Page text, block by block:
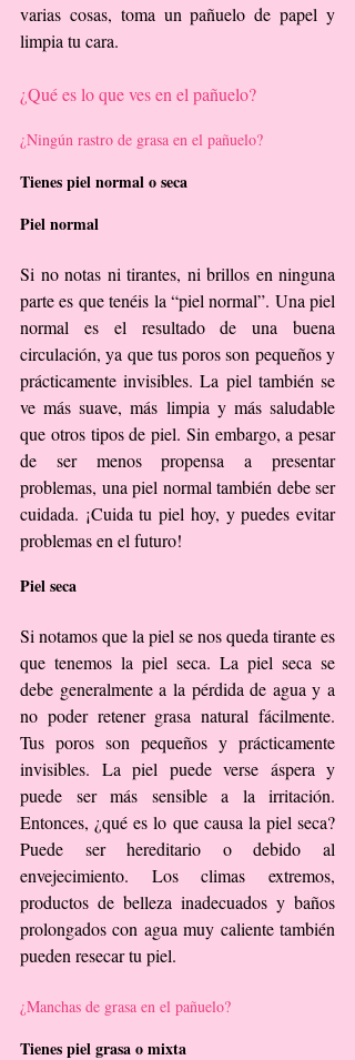
varias cosas, toma un pañuelo de papel y
limpia tu cara.
¿Qué es lo que ves en el pañuelo?
¿Ningún rastro de grasa en el pañuelo?
Tienes piel normal o seca
Piel normal
Si no notas ni tirantes, ni brillos en ninguna
parte es que tenéis la “piel normal”. Una piel
normal es el resultado de una buena
circulación, ya que tus poros son pequeños y
prácticamente invisibles. La piel también se
ve más suave, más limpia y más saludable
que otros tipos de piel. Sin embargo, a pesar
de ser menos propensa a presentar
problemas, una piel normal también debe ser
cuidada. ¡Cuida tu piel hoy, y puedes evitar
problemas en el futuro!
Piel seca
Si notamos que la piel se nos queda tirante es
que tenemos la piel seca. La piel seca se
debe generalmente a la pérdida de agua y a
no poder retener grasa natural fácilmente.
Tus poros son pequeños y prácticamente
invisibles. La piel puede verse áspera y
puede ser más sensible a la irritación.
Entonces, ¿qué es lo que causa la piel seca?
Puede ser hereditario o debido al
envejecimiento. Los climas extremos,
productos de belleza inadecuados y baños
prolongados con agua muy caliente también
pueden resecar tu piel.
¿Manchas de grasa en el pañuelo?
Tienes piel grasa o mixta